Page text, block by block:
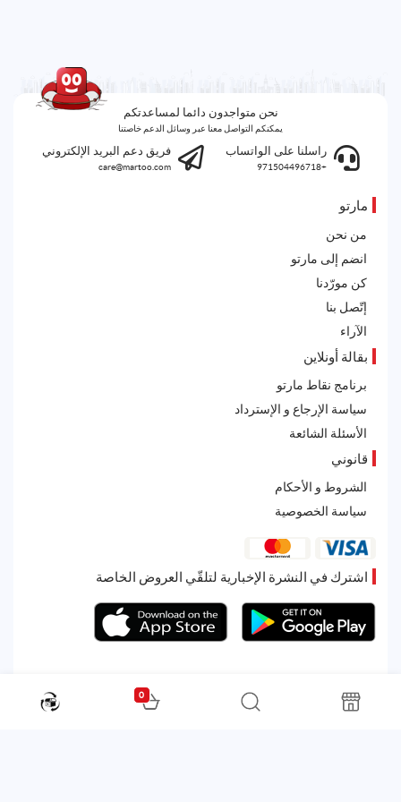
نحن متواجدون دائما لمساعدتكم
يمكنكم التواصل معنا عبر وسائل الدعم خاصتنا
راسلنا على الواتساب
+971504496718
فريق دعم البريد الإلكتروني
care@martoo.com
مارتو
من نحن
انضم إلى مارتو
كن مورّدنا
إتّصل بنا
الآراء
بقالة أونلاين
برنامج نقاط مارتو
سياسة الإرجاع و الإسترداد
الأسئلة الشائعة
قانوني
الشروط و الأحكام
سياسة الخصوصية
اشترك في النشرة الإخبارية لتلقّي العروض الخاصة
All rights reserved. Powered by Martoo © 2026
0